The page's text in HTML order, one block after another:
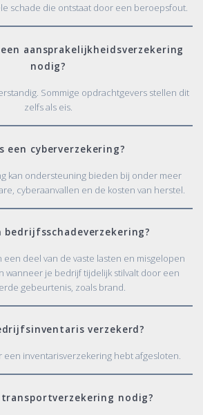
schade die ontstaat door een beroepsfout.
een aansprakelijkheidsverzekering
nodig?
Sommige opdrachtgevers stellen dit
zelfs als eis.
een cyberverzekering?
kan ondersteuning bieden bij onder meer
cyberaanvallen en de kosten van herstel.
bedrijfsschadeverzekering?
een deel van de vaste lasten en misgelopen
wanneer je bedrijf tijdelijk stilvalt door een
gebeurtenis, zoals brand.
verzekerd?
een inventarisverzekering hebt afgesloten.
transportverzekering nodig?